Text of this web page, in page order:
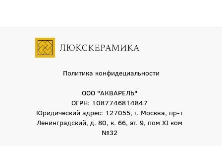
Политика конфидециальности
ООО "АКВАРЕЛЬ"
ОГРН: 1087746814847
Юридический адрес: 127055, г. Москва, пр-т
Ленинградский, д. 80, к. 66, эт. 9, пом XI ком
№32